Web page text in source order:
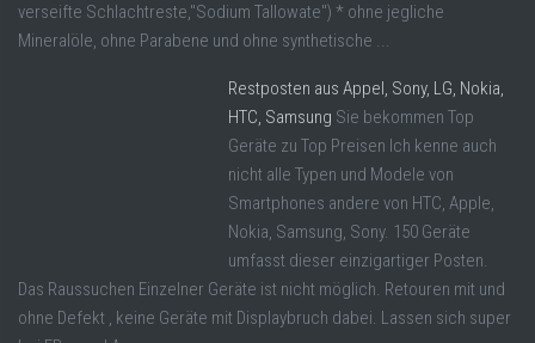
verseifte Schlachtreste,"Sodium Tallowate") * ohne jegliche
Mineralöle, ohne Parabene und ohne synthetische ...
Restposten aus Appel, Sony, LG, Nokia,
HTC, Samsung Sie bekommen Top
Geräte zu Top Preisen Ich kenne auch
nicht alle Typen und Modele von
Smartphones andere von HTC, Apple,
Nokia, Samsung, Sony. 150 Geräte
umfasst dieser einzigartiger Posten.
Das Raussuchen Einzelner Geräte ist nicht möglich. Retouren mit und
ohne Defekt , keine Geräte mit Displaybruch dabei. Lassen sich super